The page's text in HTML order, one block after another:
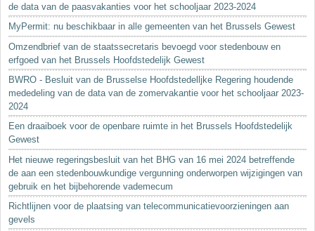
de data van de paasvakanties voor het schooljaar 2023-2024
MyPermit: nu beschikbaar in alle gemeenten van het Brussels Gewest
Omzendbrief van de staatssecretaris bevoegd voor stedenbouw en
erfgoed van het Brussels Hoofdstedelijk Gewest
BWRO - Besluit van de Brusselse Hoofdstedelljke Regering houdende
mededeling van de data van de zomervakantie voor het schooljaar 2023-
2024
Een draaiboek voor de openbare ruimte in het Brussels Hoofdstedelijk
Gewest
Het nieuwe regeringsbesluit van het BHG van 16 mei 2024 betreffende
de aan een stedenbouwkundige vergunning onderworpen wijzigingen van
gebruik en het bijbehorende vademecum
Richtlijnen voor de plaatsing van telecommunicatievoorzieningen aan
gevels